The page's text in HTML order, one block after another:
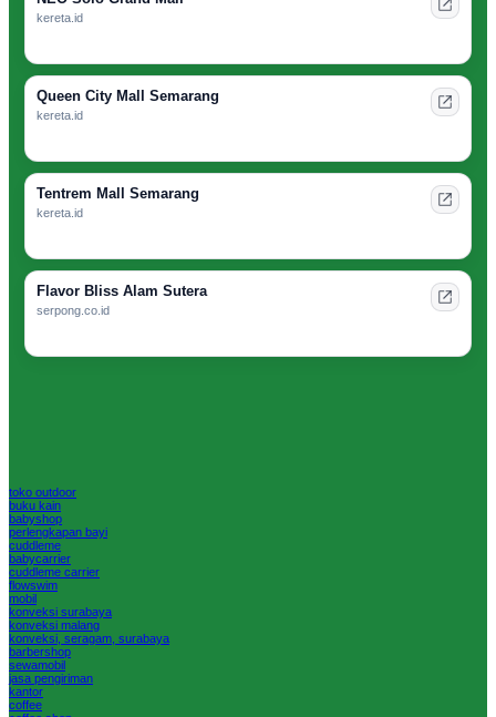
kereta.id
Queen City Mall Semarang
kereta.id
Tentrem Mall Semarang
kereta.id
Flavor Bliss Alam Sutera
serpong.co.id
toko outdoor
buku kain
babyshop
perlengkapan bayi
cuddleme
babycarrier
cuddleme carrier
flowswim
mobil
konveksi surabaya
konveksi malang
konveksi, seragam, surabaya
barbershop
sewamobil
jasa pengiriman
kantor
coffee